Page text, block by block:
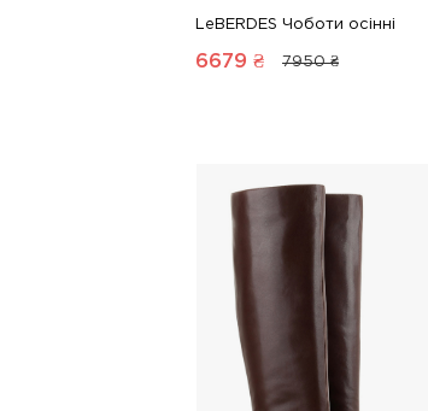
LeBERDES Чоботи осінні
6679 ₴ 7950 ₴